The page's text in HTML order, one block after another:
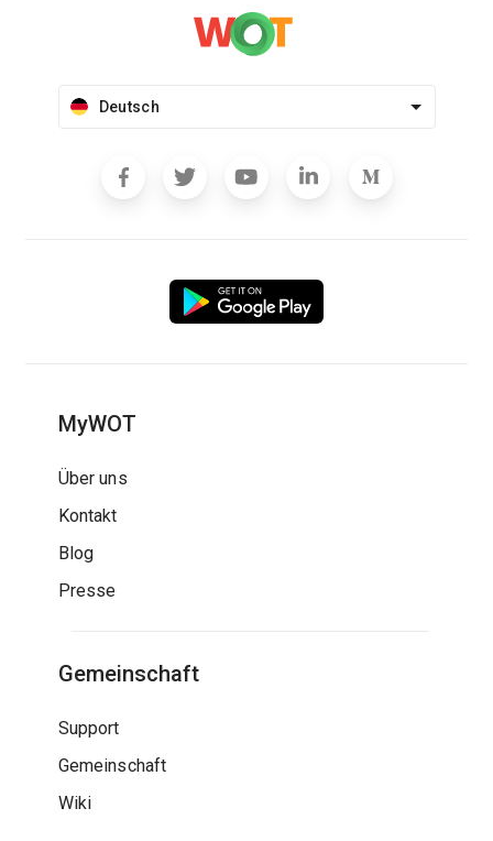
Deutsch
MyWOT
Über uns
Kontakt
Blog
Presse
Gemeinschaft
Support
Gemeinschaft
Wiki